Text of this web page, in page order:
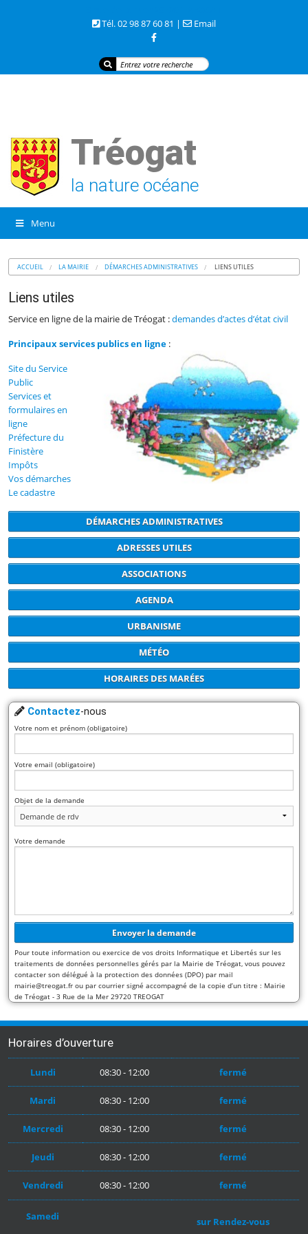
Tél. 02 98 87 60 81 |
Email
Tréogat
la nature océane
Menu
ACCUEIL LA MAIRIE DÉMARCHES ADMINISTRATIVES LIENS UTILES
Liens utiles
Service en ligne de la mairie de Tréogat :demandes d’actes d’état civil
Principaux services publics en ligne :
Site du Service
Public
Services et
formulaires en
ligne
Préfecture du
Finistère
Impôts
Vos démarches
Le cadastre
DÉMARCHES ADMINISTRATIVES
ADRESSES UTILES
ASSOCIATIONS
AGENDA
URBANISME
MÉTÉO
HORAIRES DES MARÉES
Contactez-nous
Votre nom et prénom (obligatoire)
Votre email (obligatoire)
Objet de la demande
Votre demande
Pour toute information ou exercice de vos droits Informatique et Libertés sur les
traitements de données personnelles gérés par la Mairie de Tréogat, vous pouvez
contacter son délégué à la protection des données (DPO) par mail
mairie@treogat.fr ou par courrier signé accompagné de la copie d’un titre : Mairie
de Tréogat - 3 Rue de la Mer 29720 TREOGAT
Horaires d’ouverture
Lundi 08:30 - 12:00 fermé
Mardi 08:30 - 12:00 fermé
Mercredi 08:30 - 12:00 fermé
Jeudi 08:30 - 12:00 fermé
Vendredi 08:30 - 12:00 fermé
Samedi sur Rendez-vous